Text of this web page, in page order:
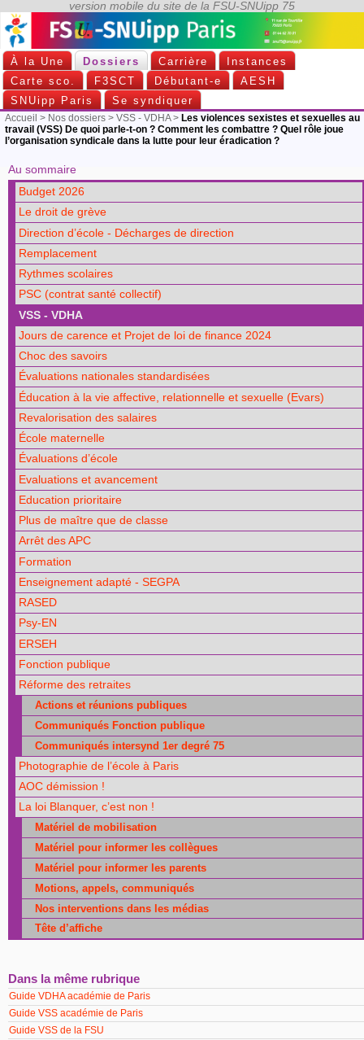
À la Une Dossiers Carrière
Instances
Carte sco.
F3SCT Débutant-e
AESH
SNUipp Paris
Se syndiquer
Accueil > Nos dossiers >VSS - VDHA> Les violences sexistes et sexuelles au
travail (VSS) De quoi parle-t-on ? Comment les combattre ? Quel rôle joue
l’organisation syndicale dans la lutte pour leur éradication ?
Au sommaire
Budget 2026
Le droit de grève
Direction d’école - Décharges de direction
Remplacement
Rythmes scolaires
PSC (contrat santé collectif)
VSS - VDHA
Jours de carence et Projet de loi de finance 2024
Choc des savoirs
Évaluations nationales standardisées
Éducation à la vie affective, relationnelle et sexuelle (Evars)
Revalorisation des salaires
École maternelle
Évaluations d’école
Evaluations et avancement
Education prioritaire
Plus de maître que de classe
Arrêt des APC
Formation
Enseignement adapté - SEGPA
RASED
Psy-EN
ERSEH
Fonction publique
Réforme des retraites
Actions et réunions publiques
Communiqués Fonction publique
Communiqués intersynd 1er degré 75
Photographie de l’école à Paris
AOC démission !
La loi Blanquer, c’est non !
Matériel de mobilisation
Matériel pour informer les collègues
Matériel pour informer les parents
Motions, appels, communiqués
Nos interventions dans les médias
Tête d’affiche
Dans la même rubrique
Guide VDHA académie de Paris
Guide VSS académie de Paris
Guide VSS de la FSU